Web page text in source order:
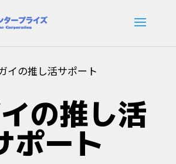
イの推し活サポート
の推し活
ポート